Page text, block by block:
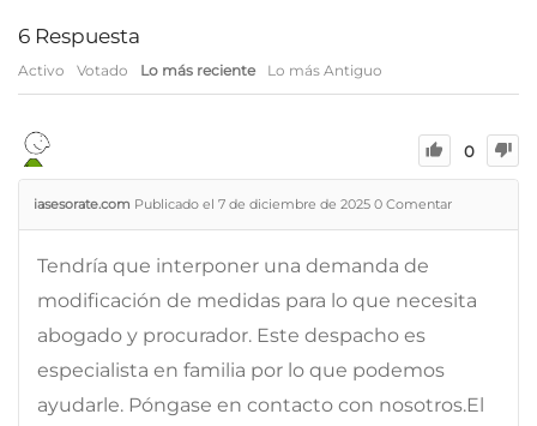
6 Respuesta
Activo Votado Lo más reciente Lo más Antiguo
0
iasesorate.com Publicado el 7 de diciembre de 2025 0 Comentar
Tendría que interponer una demanda de
modificación de medidas para lo que necesita
abogado y procurador. Este despacho es
especialista en familia por lo que podemos
ayudarle. Póngase en contacto con nosotros.El